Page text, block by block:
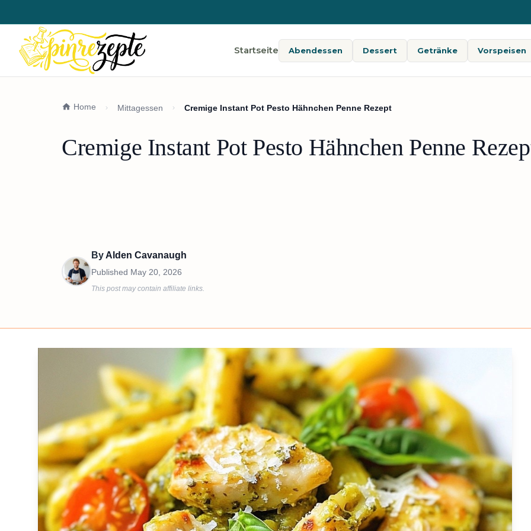
Startseite Abendessen Dessert Getränke Vorspeisen
Home Mittagessen Cremige Instant Pot Pesto Hähnchen Penne Rezept
Cremige Instant Pot Pesto Hähnchen Penne
ByAlden Cavanaugh
Published May 20, 2026
This post may contain affiliate links.